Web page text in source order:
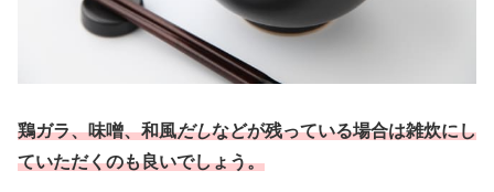
鶏ガラ、味噌、和風だしなどが残っている場合は雑炊にし
ていただくのも良いでしょう。